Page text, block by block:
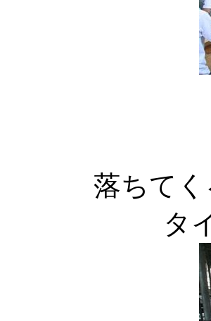
落ちて
タ